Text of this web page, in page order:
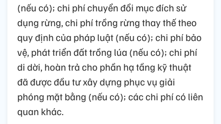
(nếu có); chi phí chuyển đổi mục đích sử
dụng rừng, chi phí trồng rừng thay thế theo
quy định của pháp luật (nếu có); chi phí bảo
vệ, phát triển đất trồng lúa (nếu có); chi phí
di dời, hoàn trả cho phần hạ tầng kỹ thuật
đã được đầu tư xây dựng phục vụ giải
phóng mặt bằng (nếu có); các chi phí có liên
quan khác.